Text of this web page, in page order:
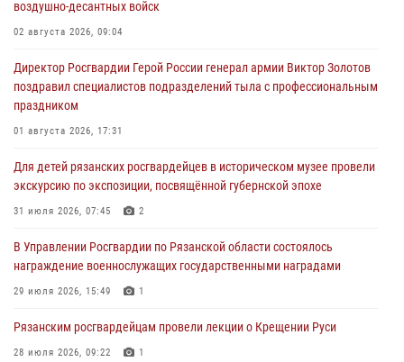
воздушно-десантных войск
02 августа 2026, 09:04
Директор Росгвардии Герой России генерал армии Виктор Золотов
поздравил специалистов подразделений тыла с профессиональным
праздником
01 августа 2026, 17:31
Для детей рязанских росгвардейцев в историческом музее провели
экскурсию по экспозиции, посвящённой губернской эпохе
31 июля 2026, 07:45 2
В Управлении Росгвардии по Рязанской области состоялось
награждение военнослужащих государственными наградами
29 июля 2026, 15:49 1
Рязанским росгвардейцам провели лекции о Крещении Руси
28 июля 2026, 09:22 1